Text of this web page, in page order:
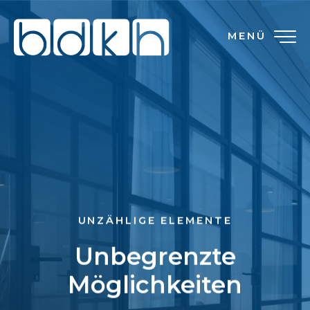
MENÜ
UNZÄHLIGE ELEMENTE
Unbegrenzte
Möglichkeiten